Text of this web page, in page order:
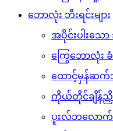
ဘောလုံး ဘီးရင်းများ
အပိုင်းပါးသော
ကြွေဘောလုံး ခံ
ထောင့်မှန်ဆက်
ကိုယ်တိုင်ချိန်ညှိနို
ပူးလ်ဘလော